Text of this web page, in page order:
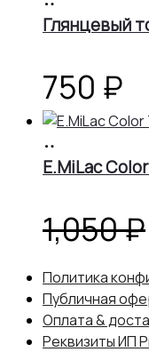
корзину
Глянцевый
750 ₽
корзину
E.MiLac
1,050₽
Политика
Публичная
Оплата &
Реквизиты ИП